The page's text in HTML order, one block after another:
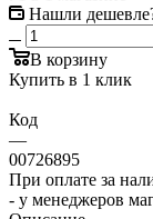
Нашли
В корзину
Купить в 1 клик
Код
—
00726895
При оплате за
- у менеджеров